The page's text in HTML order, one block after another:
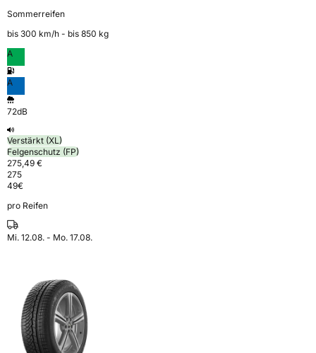
Sommerreifen
bis 300 km⁠/⁠h - bis 850 kg
A
A
72dB
Verstärkt (XL)
Felgenschutz (FP)
275,49 €
275
49€
pro Reifen
Mi. 12.08. - Mo. 17.08.